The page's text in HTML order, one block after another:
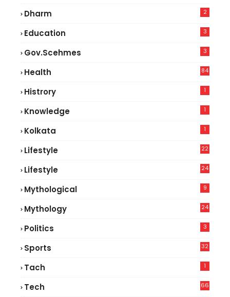
Dharm 2
Education 3
Gov.scehmes 3
Health
84
Histrory 1
Knowledge 1
Kolkata 1
Lifestyle
22
Lifestyle
24
Mythological 9
Mythology 24
Politics 3
Sports 32
Tach 1
Tech
66